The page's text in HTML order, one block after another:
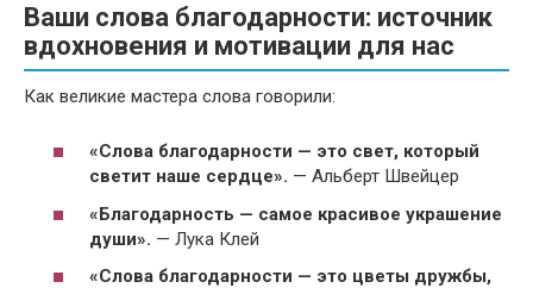
Ваши слова благодарности: источник
вдохновения и мотивации для нас
Как великие мастера слова говорили:
«Слова благодарности — это свет, который
светит наше сердце». — Альберт Швейцер
«Благодарность — самое красивое украшение
души». — Лука Клей
«Слова благодарности — это цветы дружбы,